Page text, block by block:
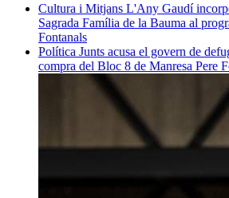
Cultura i Mitjans L'Any Gaudí
Sagrada Família de la Bauma al
Fontanals
Política Junts acusa el govern de
compra del Bloc 8 de Manresa Pere